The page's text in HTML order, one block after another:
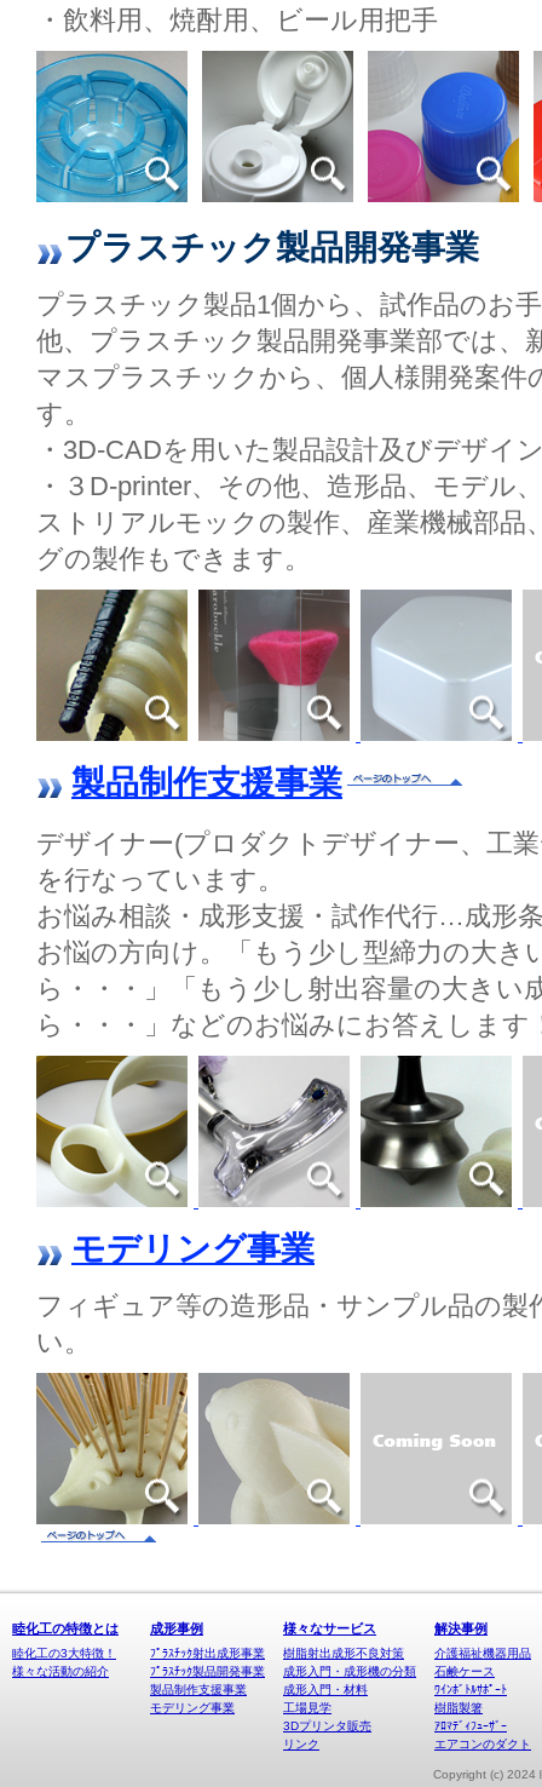
・飲料用、焼酎用、ビール用把手
プラスチック製品開発事業
プラスチック製品1個から、試作品のお
他、プラスチック製品開発事業部では、
マスプラスチックから、個人様開発案件
す。
・3D-CADを用いた製品設計及びデザイ
・３D-printer、その他、造形品、モデル
ストリアルモックの製作、産業機械部品
グの製作もできます。
製品制作支援事業
デザイナー(プロダクトデザイナー、工
を行なっています。
お悩み相談・成形支援・試作代行…成形
お悩の方向け。「もう少し型締力の大き
ら・・・」「もう少し射出容量の大きい
ら・・・」などのお悩みにお答えします
モデリング事業
フィギュア等の造形品・サンプル品の製
い。
睦化工の特徴とは
睦化工の3大特徴！
様々な活動の紹介
成形事例
ﾌﾟﾗｽﾁｯｸ射出成形事業
ﾌﾟﾗｽﾁｯｸ製品開発事業
製品制作支援事業
モデリング事業
様々なサービス
樹脂射出成形不良対策
成形入門・成形機の分類
成形入門・材料
工場見学
3Dプリンタ販売
リンク
解決事例
介護福祉機器用品
石鹸ケース
ﾜｲﾝﾎﾞﾄﾙｻﾎﾟｰﾄ
樹脂製箸
ｱﾛﾏﾃﾞｨﾌｭｰｻﾞｰ
エアコンのダクト
Copyright (c)